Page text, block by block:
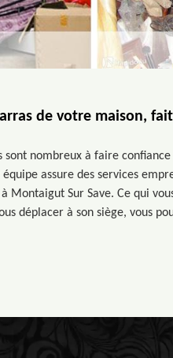
de votre maison,
sont nombreux à faire
équipe assure des services
Montaigut Sur Save. Ce qui
déplacer à son siège, vous